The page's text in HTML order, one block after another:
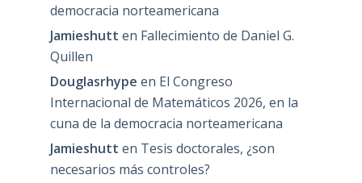
democracia norteamericana
Jamieshutt en Fallecimiento de Daniel G.
Quillen
Douglasrhype en El Congreso
Internacional de Matemáticos 2026, en la
cuna de la democracia norteamericana
Jamieshutt en Tesis doctorales, ¿son
necesarios más controles?